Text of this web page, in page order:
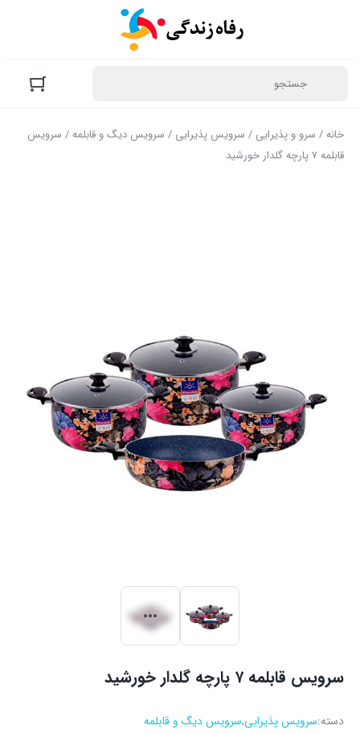
خانه/ سرو و پذیرایی / سرویس پذیرایی / سرویس دیگ و قابلمه/ سرویس
قابلمه ۷ پارچه گلدار خورشید
سرویس قابلمه ۷ پارچه گلدار خورشید
دسته:سرویس پذیرایی,سرویس دیگ و قابلمه